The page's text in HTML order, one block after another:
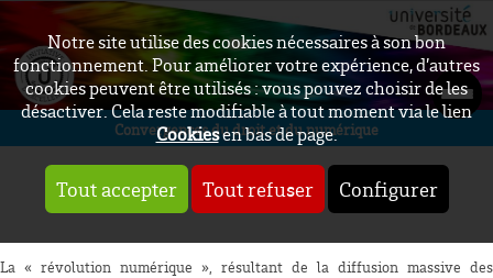
Notre site utilise des cookies nécessaires à son bon
fonctionnement. Pour améliorer votre expérience, d’autres
cookies peuvent être utilisés : vous pouvez choisir de les
désactiver. Cela reste modifiable à tout moment via le lien
Cookiesen bas de page.
Tout accepter Tout refuser Configurer
Convergences du droit et du numérique
La « révolution numérique », résultant de la diffusion massive des